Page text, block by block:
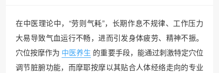
在中医理论中，“劳则气耗”，长期作息不规律、工作压力
大易导致气血运行不畅，进而引发身体疲劳、精神不振。
穴位按摩作为 中医养生 的重要手段，能通过刺激特定穴位
调节脏腑功能，而摩耶按摩以其贴合人体经络走向的专业